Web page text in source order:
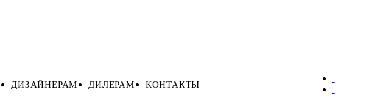
ДИЗАЙНЕРАМ ДИЛЕРАМ КОНТАКТЫ